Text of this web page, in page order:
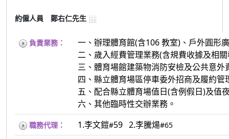
約僱人員 鄭右仁先生
負責業務：
一、辦理體育館(含106 教室)、戶外圓形
二、歲入經費管理業務(含規費收據及相
三、體育場館建築物消防安檢及公共意
四、縣立體育場區停車委外招商及履約管
五、配合縣立體育場值日(含例假日)及值
六、其他臨時性交辦業務。
職務代理： 1.李文鎧#59 2.李騰煬#65